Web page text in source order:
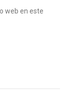
web en este